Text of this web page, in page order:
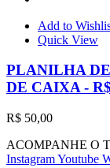
Add to
Quick View
PLANILHA
DE CAIXA -
R$ 50,00
ACOMPANHE O
InstagramYoutube